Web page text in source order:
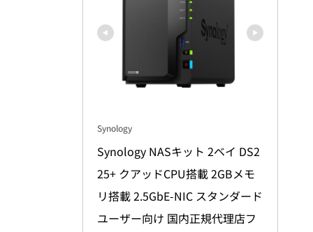
Synology
Synology NASキット 2ベイ DS2
25+ クアッドCPU搭載 2GBメモ
リ搭載 2.5GbE-NIC スタンダード
ユーザー向け 国内正規代理店フ